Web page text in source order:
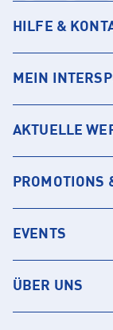
HILFE &
MEIN
AKTUELLE
PROMOTIONS
EVENTS
ÜBER UNS